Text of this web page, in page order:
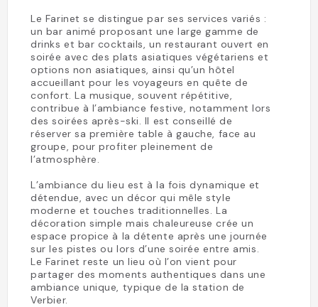
Le Farinet se distingue par ses services variés :
un bar animé proposant une large gamme de
drinks et bar cocktails, un restaurant ouvert en
soirée avec des plats asiatiques végétariens et
options non asiatiques, ainsi qu’un hôtel
accueillant pour les voyageurs en quête de
confort. La musique, souvent répétitive,
contribue à l’ambiance festive, notamment lors
des soirées après-ski. Il est conseillé de
réserver sa première table à gauche, face au
groupe, pour profiter pleinement de
l’atmosphère.
L’ambiance du lieu est à la fois dynamique et
détendue, avec un décor qui mêle style
moderne et touches traditionnelles. La
décoration simple mais chaleureuse crée un
espace propice à la détente après une journée
sur les pistes ou lors d’une soirée entre amis.
Le Farinet reste un lieu où l’on vient pour
partager des moments authentiques dans une
ambiance unique, typique de la station de
Verbier.